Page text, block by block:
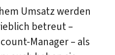
Umsatz werden
betreut –
Manager – als